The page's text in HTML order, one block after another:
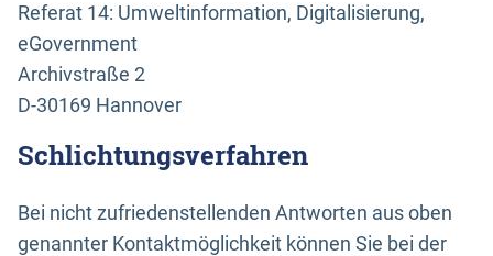
Referat 14: Umweltinformation, Digitalisierung,
eGovernment
Archivstraße 2
D-30169 Hannover
Schlichtungsverfahren
Bei nicht zufriedenstellenden Antworten aus oben
genannter Kontaktmöglichkeit können Sie bei der